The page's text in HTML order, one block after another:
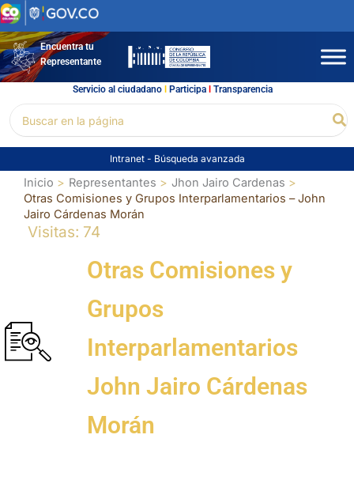
Ir
al
contenidoEncuentra tu
Representante
Servicio al ciudadano l Participal Transparencia
por:
Intranet - Búsqueda avanzada
Inicio Representantes
Jhon Jairo Cardenas
Otras Comisiones y Grupos Interparlamentarios – John
Jairo Cárdenas Morán
Visitas: 74
Otras Comisiones y
Grupos
Interparlamentarios
John Jairo Cárdenas
Morán